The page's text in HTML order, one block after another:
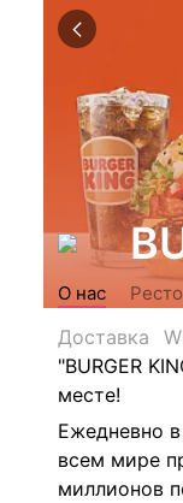
О нас
Доставка
"BURGER
месте!
Ежедневно в
всем мире
миллионов